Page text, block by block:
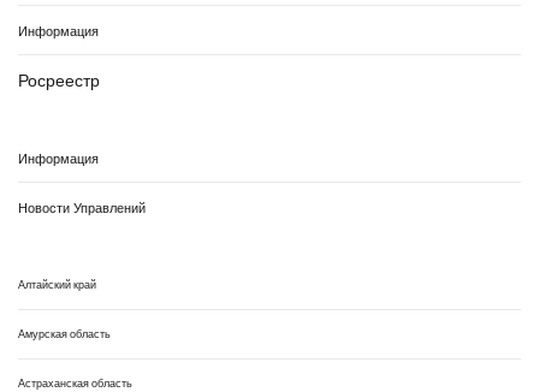
Информация
Росреестр
Информация
Новости Управлений
Алтайский край
Амурская область
Астраханская область